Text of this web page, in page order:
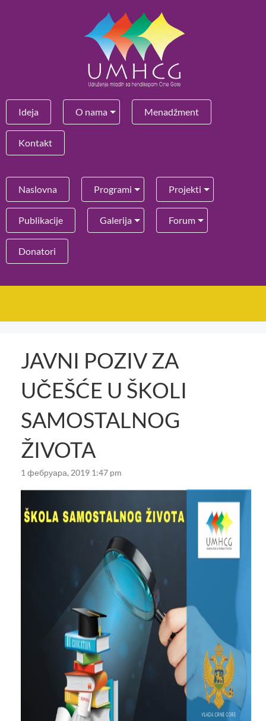
Ideja O nama Menadžment
Kontakt
Naslovna Programi Projekti
Publikacije Galerija Forum
Donatori
JAVNI POZIV ZA
UČEŠĆE U ŠKOLI
SAMOSTALNOG
ŽIVOTA
1 фебруара, 2019 1:47 pm